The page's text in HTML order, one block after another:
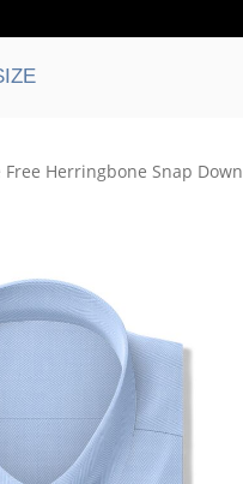
Herringbone Snap Down